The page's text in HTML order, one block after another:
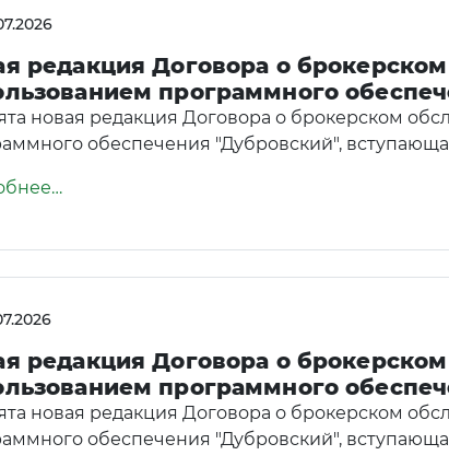
редакция Договора о
программного
новая редакция Договора о брокерском
обеспечения "Дубровский",
редакция Договора о
программного
новая редакция Договора о брокерском
обеспечения "Дубровский",